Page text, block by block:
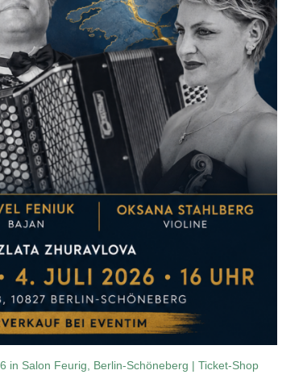
in Salon Feurig, Berlin-Schöneberg | Ticket-Shop